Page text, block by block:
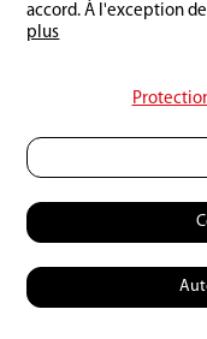
accord. À l'exception
plus